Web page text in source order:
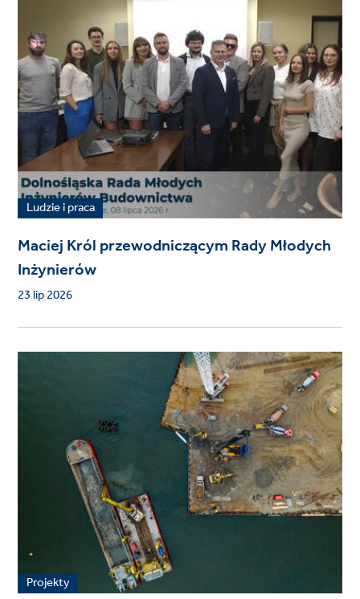
Ludzie i praca
Maciej Król przewodniczącym Rady Młodych
Inżynierów
23 lip 2026
Projekty